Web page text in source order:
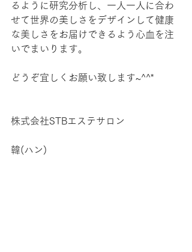
るように研究分析し、一人一人に合わ
せて世界の美しさをデザインして健康
な美しさをお届けできるよう心血を注
いでまいります。
どうぞ宜しくお願い致します~^^*
株式会社STBエステサロン
韓(ハン)